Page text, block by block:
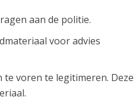
aan de politie.
voor advies
voren te legitimeren. Deze